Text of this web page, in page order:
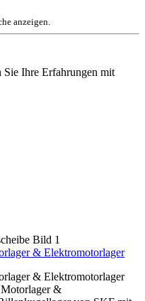
anzeigen.
Ihre Erfahrungen mit
& Elektromotorlager
& Elektromotorlager
&